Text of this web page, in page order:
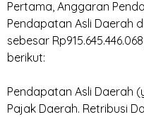
‎Pertama, Anggaran
Pendapatan Asli Daerah
sebesar
berikut:
‎Pendapatan Asli Daerah
Pajak Daerah. Retribusi